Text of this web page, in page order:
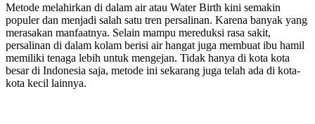
Metode melahirkan di dalam air atau Water Birth kini semakin
populer dan menjadi salah satu tren persalinan. Karena banyak yang
merasakan manfaatnya. Selain mampu mereduksi rasa sakit,
persalinan di dalam kolam berisi air hangat juga membuat ibu hamil
memiliki tenaga lebih untuk mengejan. Tidak hanya di kota kota
besar di Indonesia saja, metode ini sekarang juga telah ada di kota-
kota kecil lainnya.